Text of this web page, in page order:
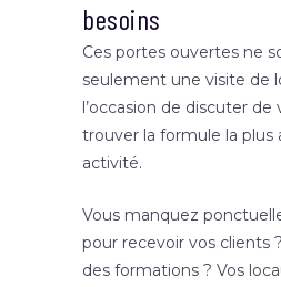
besoins
Ces portes ouvertes ne
seulement une visite de
l’occasion de discuter
trouver la formule la plus
activité.
Vous manquez
pour recevoir vos clients
des formations ? Vos